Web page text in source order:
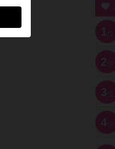
1 位
2 位
3 位
4位